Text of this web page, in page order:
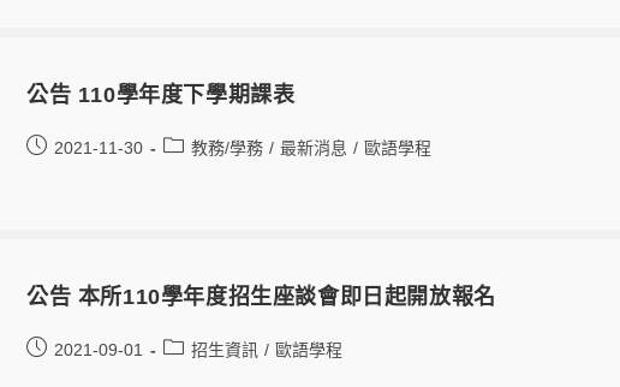
公告 110學年度下學期課表
2021-11-30 教務/學務 / 最新消息 / 歐語學程
公告 本所110學年度招生座談會即日起開放報名
2021-09-01 招生資訊 / 歐語學程